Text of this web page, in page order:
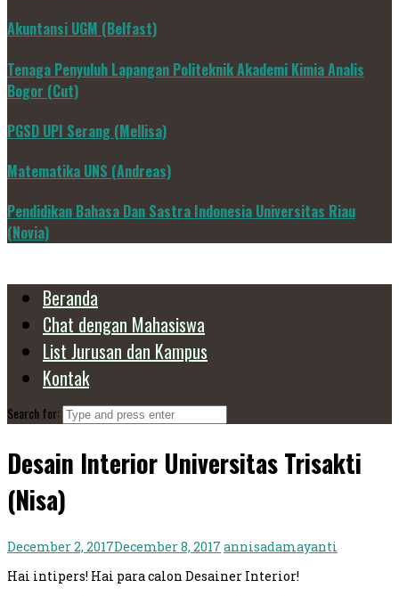
Akuntansi UGM (Belfast)
Tenaga Penyuluh Lapangan Politeknik Akademi Kimia Analis
Bogor (Cut)
PGSD UPI Serang (Mellisa)
Matematika UNS (Andreas)
Pendidikan Bahasa Dan Sastra Indonesia Universitas Riau
(Novia)
Beranda
Chat dengan Mahasiswa
List Jurusan dan Kampus
Kontak
Search for:
Desain Interior Universitas Trisakti
(Nisa)
December 2, 2017December 8, 2017 annisadamayanti
Hai intipers! Hai para calon Desainer Interior!